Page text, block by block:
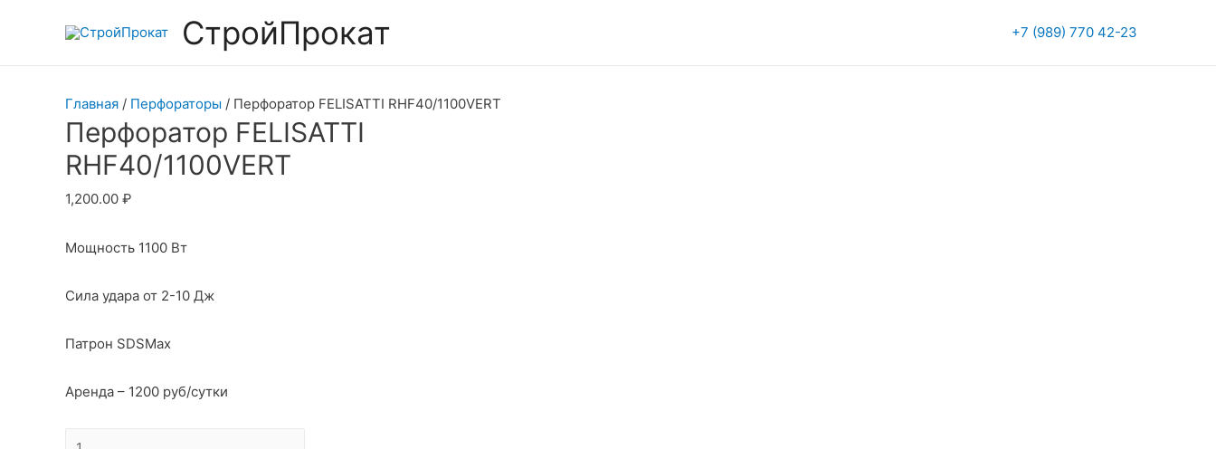
СтройПрокат +7 (989) 770 42-23
Главная / Перфораторы / Перфоратор FELISATTI RHF40/1100VERT
Перфоратор FELISATTI
RHF40/1100VERT
1,200.00 ₽
Мощность 1100 Вт
Сила удара от 2-10 Дж
Патрон SDSMax
Аренда – 1200 руб/сутки
Количество